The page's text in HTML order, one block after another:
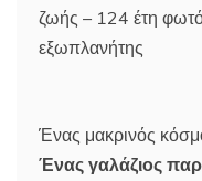
ζωής – 124 έτη
εξωπλανήτης
Ένας μακρινός
Ένας γαλάζιος